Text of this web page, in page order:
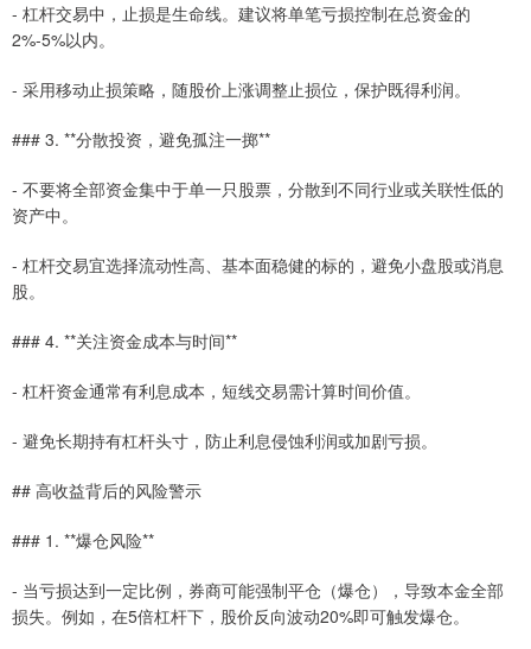
- 杠杆交易中，止损是生命线。建议将单笔亏损控制在总资金的
2%-5%以内。
- 采用移动止损策略，随股价上涨调整止损位，保护既得利润。
### 3. **分散投资，避免孤注一掷**
- 不要将全部资金集中于单一只股票，分散到不同行业或关联性低的
资产中。
- 杠杆交易宜选择流动性高、基本面稳健的标的，避免小盘股或消息
股。
### 4. **关注资金成本与时间**
- 杠杆资金通常有利息成本，短线交易需计算时间价值。
- 避免长期持有杠杆头寸，防止利息侵蚀利润或加剧亏损。
## 高收益背后的风险警示
### 1. **爆仓风险**
- 当亏损达到一定比例，券商可能强制平仓（爆仓），导致本金全部
损失。例如，在5倍杠杆下，股价反向波动20%即可触发爆仓。